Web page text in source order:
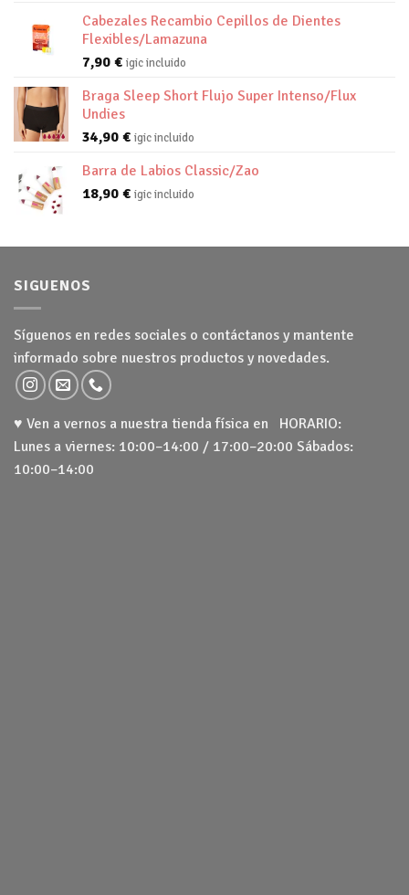
Cabezales Recambio Cepillos de Dientes
Flexibles/Lamazuna
7,90 € igic incluido
Braga Sleep Short Flujo Super Intenso/Flux
Undies
34,90 € igic incluido
Barra de Labios Classic/Zao
18,90 € igic incluido
SIGUENOS
Síguenos en redes sociales o contáctanos y mantente
informado sobre nuestros productos y novedades.
♥ Ven a vernos a nuestra tienda física en HORARIO:
Lunes a viernes: 10:00–14:00 / 17:00–20:00 Sábados:
10:00–14:00